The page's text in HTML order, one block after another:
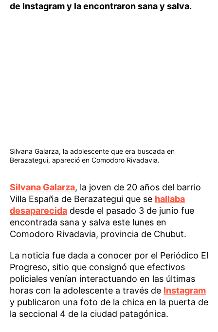
de Instagram y la encontraron sana y salva.
Silvana Galarza, la adolescente que era buscada en
Berazategui, apareció en Comodoro Rivadavia.
Silvana Galarza, la joven de 20 años del barrio
Villa España de Berazategui que se hallaba
desaparecida desde el pasado 3 de junio fue
encontrada sana y salva este lunes en
Comodoro Rivadavia, provincia de Chubut.
La noticia fue dada a conocer por el Periódico El
Progreso, sitio que consignó que efectivos
policiales venían interactuando en las últimas
horas con la adolescente a través de Instagram
y publicaron una foto de la chica en la puerta de
la seccional 4 de la ciudad patagónica.